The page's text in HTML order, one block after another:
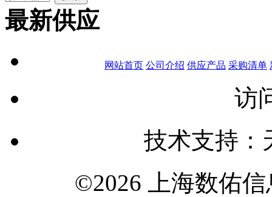
最新供应
网站首页 公司介绍 供应产品 采购清单
访
技术支持：
©2026 上海数佑